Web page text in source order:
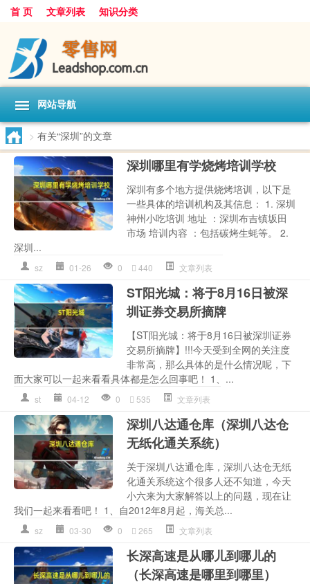
首 页 文章列表 知识分类
网站导航
> 有关“深圳”的文章
深圳哪里有学烧烤培训学校
深圳有多个地方提供烧烤培训，以下是
一些具体的培训机构及其信息： 1. 深圳
神州小吃培训 地址 ：深圳布吉镇坂田
市场 培训内容 ：包括碳烤生蚝等。 2.
深圳...
sz 01-26 0 440 文章列表
ST阳光城：将于8月16日被深
圳证券交易所摘牌
【ST阳光城：将于8月16日被深圳证券
交易所摘牌】!!!今天受到全网的关注度
非常高，那么具体的是什么情况呢，下
面大家可以一起来看看具体都是怎么回事吧！ 1、...
st 04-12 0 535 文章列表
深圳八达通仓库（深圳八达仓
无纸化通关系统）
关于深圳八达通仓库，深圳八达仓无纸
化通关系统这个很多人还不知道，今天
小六来为大家解答以上的问题，现在让
我们一起来看看吧！ 1、自2012年8月起，海关总...
sz 03-30 0 265 文章列表
长深高速是从哪儿到哪儿的
（长深高速是哪里到哪里）